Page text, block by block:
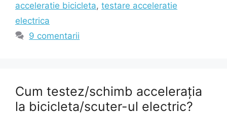
acceleratie bicicleta, testare acceleratie
electrica
9 comentarii
Cum testez/schimb accelerația
la bicicleta/scuter-ul electric?